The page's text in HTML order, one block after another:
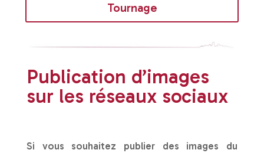
Tournage
Publication d’images
sur les réseaux sociaux
Si vous souhaitez publier des images du